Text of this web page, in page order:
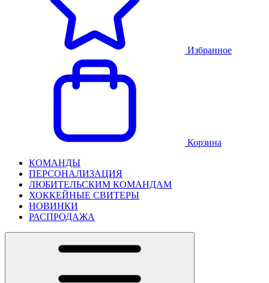
Избранное
Корзина
КОМАНДЫ
ПЕРСОНАЛИЗАЦИЯ
ЛЮБИТЕЛЬСКИМ КОМАНДАМ
ХОККЕЙНЫЕ СВИТЕРЫ
НОВИНКИ
РАСПРОДАЖА